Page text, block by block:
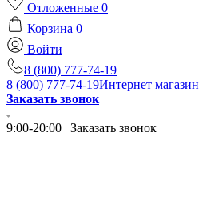
Отложенные 0
Корзина 0
Войти
8 (800) 777-74-19
8 (800) 777-74-19Интернет магазин
Заказать звонок
9:00-20:00 | Заказать звонок